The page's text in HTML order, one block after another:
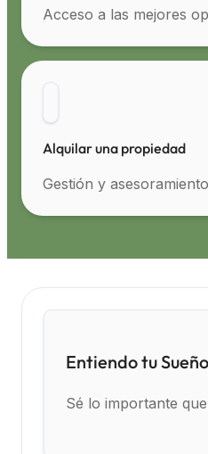
Acceso a las mejores
Alquilar una propiedad
Gestión y
Entiendo tu Sueño
Sé lo importante